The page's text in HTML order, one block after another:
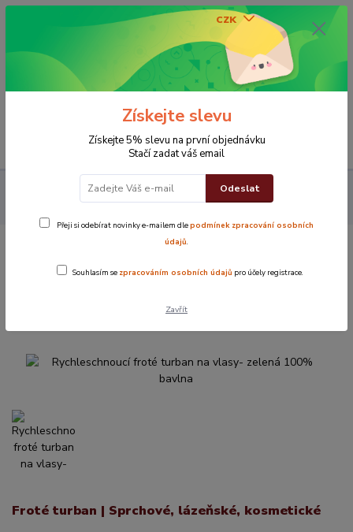
CZK
0 Kč
Rychleschnoucí froté turban na vlasy- zelená 100%
Rychleschnoucí froté turban na vlasy-
zelená 100% bavlna
Froté turban | Sprchové, lázeňské, kosmetické
Získejte slevu
Získejte 5% slevu na první objednávku
Stačí zadat váš email
Odeslat
Přeji si odebírat novinky e-mailem dlepodmínek zpracování osobních
údajů.
Souhlasím se zpracováním osobních údajů pro účely registrace.
Zavřít